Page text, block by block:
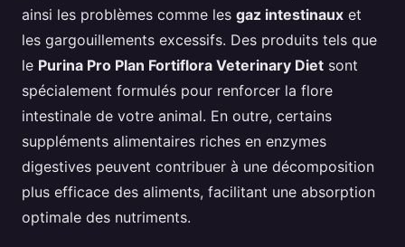
ainsi les problèmes comme les gaz intestinaux et
les gargouillements excessifs. Des produits tels que
le Purina Pro Plan Fortiflora Veterinary Diet sont
spécialement formulés pour renforcer la flore
intestinale de votre animal. En outre, certains
suppléments alimentaires riches en enzymes
digestives peuvent contribuer à une décomposition
plus efficace des aliments, facilitant une absorption
optimale des nutriments.